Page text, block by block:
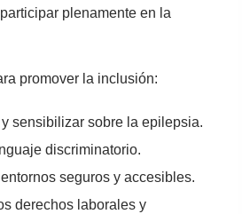
plenamente en la
promover la inclusión:
y sensibilizar sobre la epilepsia.
discriminatorio.
seguros y accesibles.
derechos laborales y